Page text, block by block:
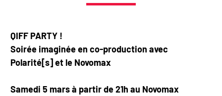
QIFF PARTY !
Soirée imaginée en co-production avec
Polarité[s] et le Novomax
Samedi 5 mars à partir de 21h au Novomax